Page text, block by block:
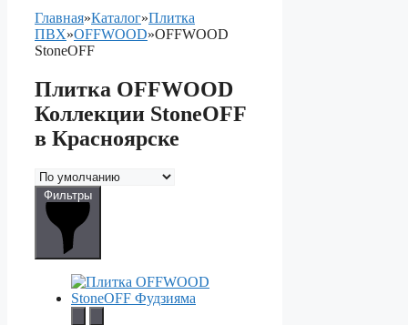
Главная»Каталог»Плитка
ПВХ»OFFWOOD»OFFWOOD
StoneOFF
Плитка OFFWOOD
Коллекции StoneOFF
в Красноярске
Фильтры